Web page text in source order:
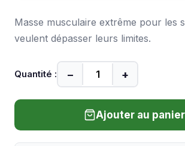
Masse musculaire extrême pour les
veulent dépasser leurs limites.
Quantité : − +
Ajouter au panier